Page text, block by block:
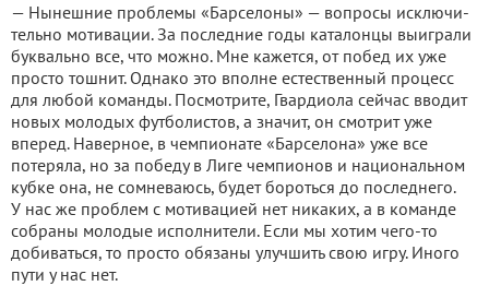
— Нынешние проблемы «Бар­селоны» — вопросы исключи­
тельно мотивации. За послед­ние годы каталонцы выиграли
буквально все, что можно. Мне кажется, от побед их уже
про­сто тошнит. Однако это впол­не естественный процесс
для любой команды. Посмотрите, Гвардиола сейчас вводит
новых молодых футболистов, а значит, он смотрит уже
вперед. Навер­ное, в чемпионате «Барселона» уже все
потеряла, но за победу в Лиге чемпионов и националь­ном
кубке она, не сомневаюсь, будет бороться до последнего.
У нас же проблем с мотивацией нет никаких, а в команде
собра­ны молодые исполнители. Если мы хотим чего-то
добиваться, то просто обязаны улучшить свою игру. Иного
пути у нас нет.